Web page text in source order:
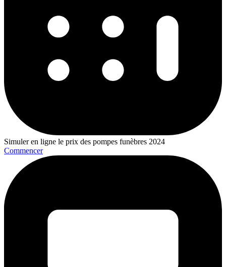
Simuler en ligne le prix des pompes funèbres 2024
Commencer